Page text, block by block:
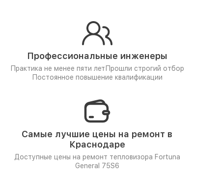
Профессиональные инженеры
Практика не менее пяти лет Прошли строгий отбор
Постоянное повышение квалификации
Самые лучшие цены на ремонт в
Краснодаре
Доступные цены на ремонт тепловизора Fortuna
General 75S6